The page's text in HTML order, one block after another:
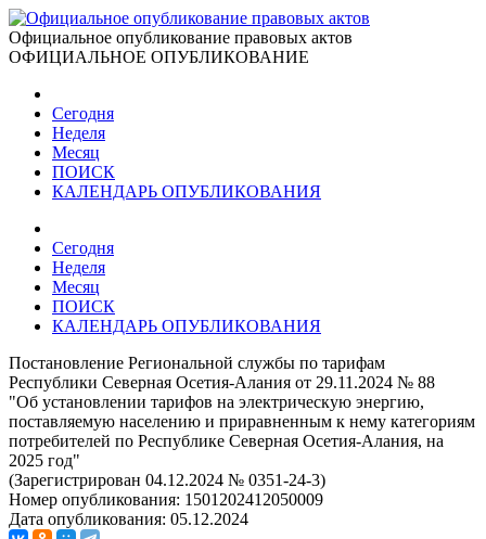
Официальное опубликование правовых актов
ОФИЦИАЛЬНОЕ ОПУБЛИКОВАНИЕ
Сегодня
Неделя
Месяц
ПОИСК
КАЛЕНДАРЬ ОПУБЛИКОВАНИЯ
Сегодня
Неделя
Месяц
ПОИСК
КАЛЕНДАРЬ ОПУБЛИКОВАНИЯ
Постановление Региональной службы по тарифам
Республики Северная Осетия-Алания от 29.11.2024 № 88
"Об установлении тарифов на электрическую энергию,
поставляемую населению и приравненным к нему категориям
потребителей по Республике Северная Осетия-Алания, на
2025 год"
(Зарегистрирован 04.12.2024 № 0351-24-3)
Номер опубликования: 1501202412050009
Дата опубликования: 05.12.2024